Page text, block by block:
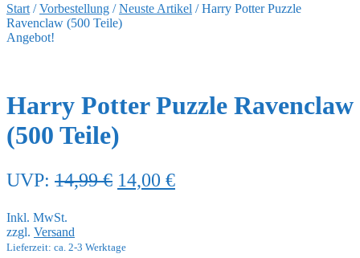
Start /Vorbestellung /Neuste Artikel /Harry Potter Puzzle
Ravenclaw (500 Teile)
Angebot!
Harry Potter Puzzle Ravenclaw
(500 Teile)
UVP: 14,99€ Ursprünglicher
14,99 €
14,00 €Aktueller
Inkl. MwSt.
zzgl. Versand
Lieferzeit: ca. 2-3 Werktage